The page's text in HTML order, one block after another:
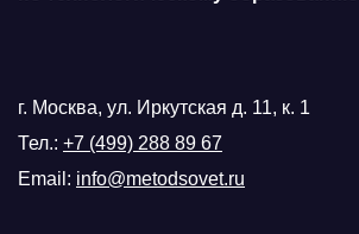
г. Москва, ул. Иркутская д. 11, к. 1
Тел.: +7 (499) 288 89 67
Email: info@metodsovet.ru